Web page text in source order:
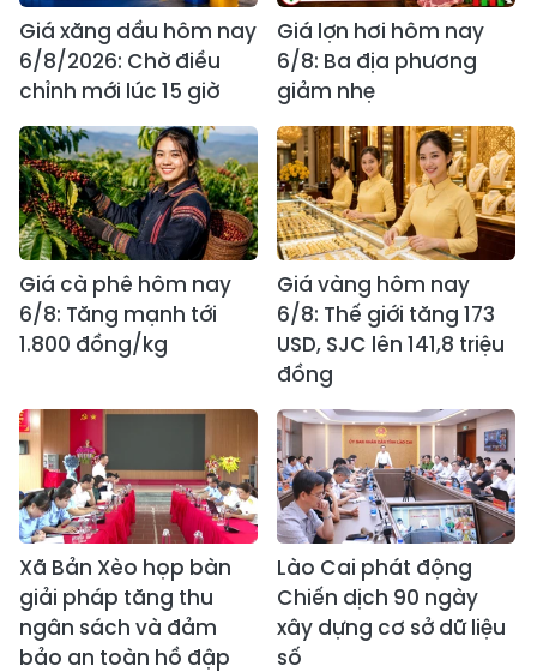
Giá xăng dầu hôm nay
6/8/2026: Chờ điều
chỉnh mới lúc 15 giờ
Giá lợn hơi hôm nay
6/8: Ba địa phương
giảm nhẹ
Giá cà phê hôm nay
6/8: Tăng mạnh tới
1.800 đồng/kg
Giá vàng hôm nay
6/8: Thế giới tăng 173
USD, SJC lên 141,8 triệu
đồng
Xã Bản Xèo họp bàn
giải pháp tăng thu
ngân sách và đảm
bảo an toàn hồ đập
Lào Cai phát động
Chiến dịch 90 ngày
xây dựng cơ sở dữ liệu
số